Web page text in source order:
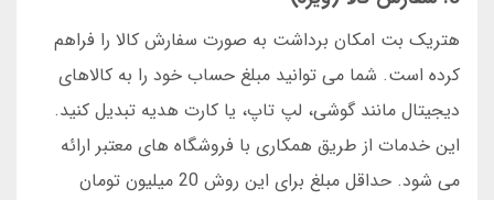
هتریک بت امکان برداشت به صورت سفارش کالا را فراهم
کرده است. شما می توانید مبلغ حساب خود را به کالاهای
دیجیتال مانند گوشی، لپ تاپ، یا کارت هدیه تبدیل کنید.
این خدمات از طریق همکاری با فروشگاه های معتبر ارائه
می شود. حداقل مبلغ برای این روش 20 میلیون تومان